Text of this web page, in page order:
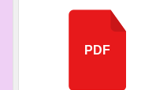
PDF